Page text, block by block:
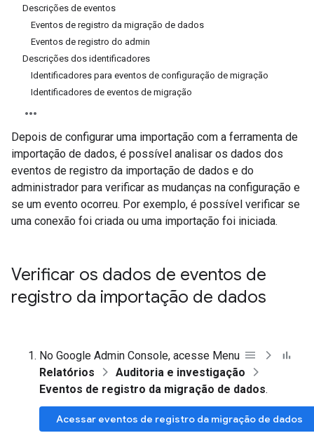
Descrições de eventos
Eventos de registro da migração de dados
Eventos de registro do admin
Descrições dos identificadores
Identificadores para eventos de configuração de migração
Identificadores de eventos de migração
Depois de configurar uma importação com a ferramenta de
importação de dados, é possível analisar os dados dos
eventos de registro da importação de dados e do
administrador para verificar as mudanças na configuração e
se um evento ocorreu. Por exemplo, é possível verificar se
uma conexão foi criada ou uma importação foi iniciada.
Verificar os dados de eventos de
registro da importação de dados
No Google Admin Console, acesse Menu
Relatórios
Auditoria e investigação
Eventos de registro da migração de dados.
Acessar eventos de registro da migração de dados